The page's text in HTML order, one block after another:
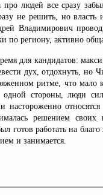
людей все сразу
не решить, но власть
Владимирович
по региону, активно
для кандидатов:
дух, отдохнуть, но
ритме, что мало
стороны, люди
решением своих
готов работать на
и занимается.